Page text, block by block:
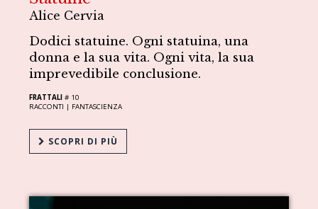
Alice Cervia
Dodici statuine. Ogni statuina, una
donna e la sua vita. Ogni vita, la sua
imprevedibile conclusione.
FRATTALI # 10
RACCONTI | FANTASCIENZA
SCOPRI DI PIÙ